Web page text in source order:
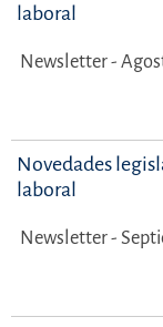
laboral
Newsletter -
Novedades
laboral
Newsletter -